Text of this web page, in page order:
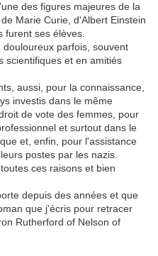
des figures majeures de la
Marie Curie, d'Albert Einstein
ses élèves.
parfois, souvent
scientifiques et en amitiés
aussi, pour la connaissance,
investis dans le même
de vote des femmes, pour
et surtout dans le
et, enfin, pour l'assistance
postes par les nazis.
ces raisons et bien
depuis des années et que
que j'écris pour retracer
Rutherford of Nelson of